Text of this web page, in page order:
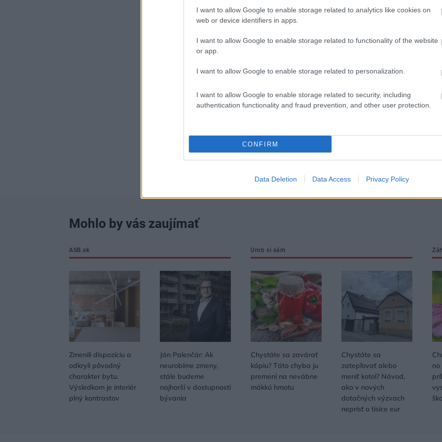
I want to allow Google to enable storage related to analytics like cookies on
web or device identifiers in apps.
I want to allow Google to enable storage related to functionality of the website
or app.
I want to allow Google to enable storage related to personalization.
I want to allow Google to enable storage related to security, including
authentication functionality and fraud prevention, and other user protection.
CONFIRM
Data Deletion Data Access Privacy Policy
Môj dom Špeciál 02/2026
Mohlo by vás zaujímať
ASB.sk
Zmenili dispozíciu a
odkryli pôvodný
charakter bytu.
Výsledkom je interiér
plný kontrastov
Ján Palenčár: Ak
neurobíme zmeny,
stále budeme
najhorší v dostupnosti
bývania
Urob si sám
Chystáte sa zavárať
kápiu? Táto chyba ju
premení na nevábne
mäkkú hmotu
Chystáte sa
zatepľovať alebo
meniť kotol? Návod,
ako v nových
dotačných výzvach
neprísť o tisíce eur
no